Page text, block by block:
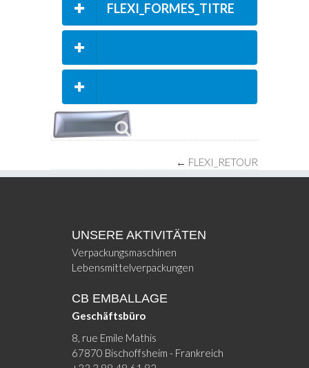
FLEXI_FORMES_TITRE
FLEXI_CARACTERISTIQUES
FLEXI_APPLICATIONS_TITRE
← FLEXI_RETOUR
UNSERE AKTIVITÄTEN
Verpackungsmaschinen
Lebensmittelverpackungen
CB EMBALLAGE
Geschäftsbüro
8, rue Emile Mathis
67870 Bischoffsheim - Frankreich